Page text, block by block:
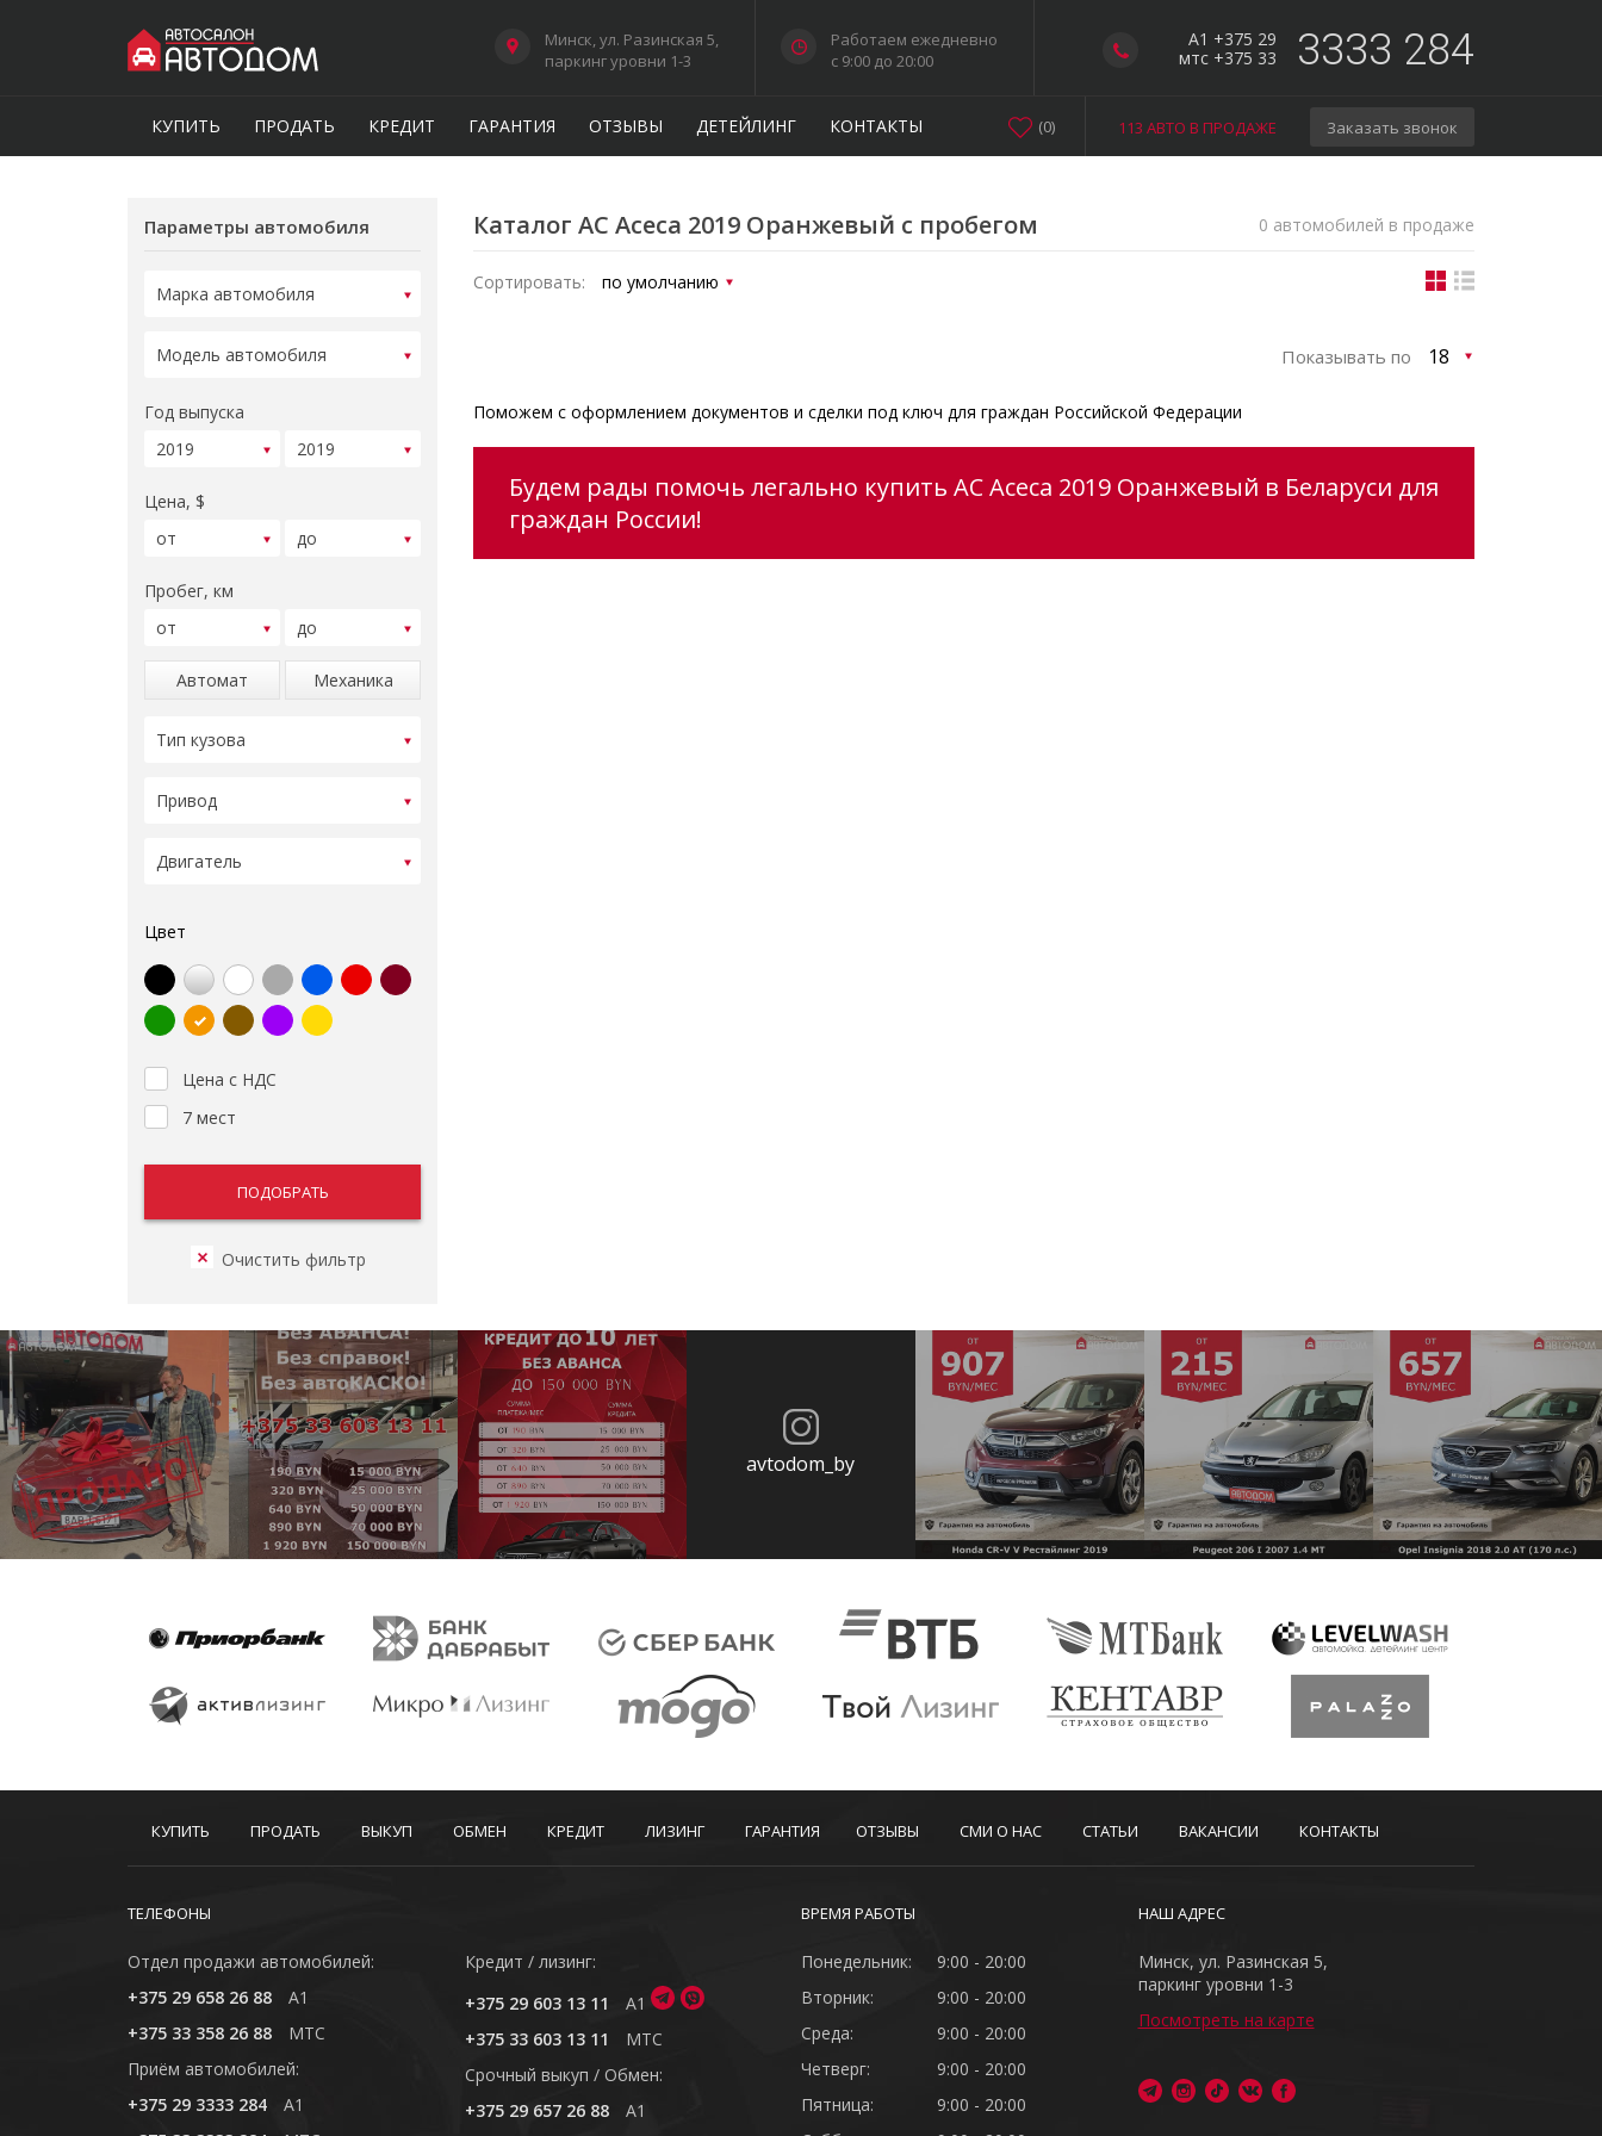
A1 +375 29
мтс +375 33
3333 284
Минск, ул. Разинская 5,
паркинг уровни 1-3
Работаем ежедневно
c 9:00 до 20:00
КУПИТЬ ПРОДАТЬ КРЕДИТ ГАРАНТИЯ ОТЗЫВЫ ДЕТЕЙЛИНГ КОНТАКТЫ 113 АВТО В ПРОДАЖЕ Заказать звонок
(0)
Параметры автомобиля
Год выпуска
Цена, $
Пробег, км
Автомат Механика
Цвет
Цена с НДС
7 мест
Каталог AC Aceca 2019 Оранжевый с пробегом 0 автомобилей в продаже
Сортировать:
Показывать по
Поможем с оформлением документов и сделки под ключ для граждан Российской Федерации
Будем рады помочь легально купить AC Aceca 2019 Оранжевый в Беларуси для
граждан России!
avtodom_by
КУПИТЬ ПРОДАТЬ ВЫКУП ОБМЕН КРЕДИТ ЛИЗИНГ ГАРАНТИЯ ОТЗЫВЫ СМИ О НАС СТАТЬИ ВАКАНСИИ КОНТАКТЫ
ТЕЛЕФОНЫ
Отдел продажи автомобилей:
+375 29 658 26 88
A1
+375 33 358 26 88
MTC
Приём автомобилей:
+375 29 3333 284
A1
Кредит / лизинг:
+375 29 603 13 11
A1
+375 33 603 13 11
MTC
Cрочный выкуп / Обмен:
+375 29 657 26 88
A1
ВРЕМЯ РАБОТЫ
Понедельник:
9:00 - 20:00
Вторник:
9:00 - 20:00
Среда:
9:00 - 20:00
Четверг:
9:00 - 20:00
Пятница:
9:00 - 20:00
НАШ АДРЕС
Минск, ул. Разинская 5,
паркинг уровни 1-3
Посмотреть на карте